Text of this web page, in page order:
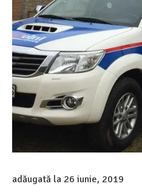
adăugată la 26 iunie, 2019